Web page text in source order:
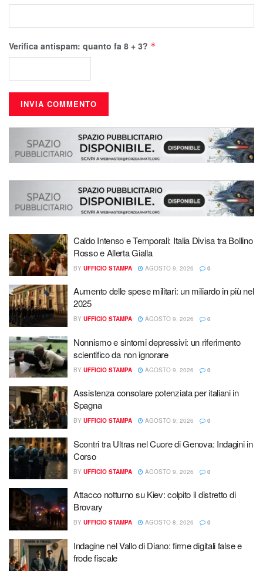
Verifica antispam: quanto fa 8 + 3? *
Caldo Intenso e Temporali: Italia Divisa tra Bollino
Rosso e Allerta Gialla
BY UFFICIO STAMPA AGOSTO 9, 2026 0
Aumento delle spese militari: un miliardo in più nel
2025
BY UFFICIO STAMPA AGOSTO 9, 2026 0
Nonnismo e sintomi depressivi: un riferimento
scientifico da non ignorare
BY UFFICIO STAMPA AGOSTO 9, 2026 0
Assistenza consolare potenziata per italiani in
Spagna
BY UFFICIO STAMPA AGOSTO 9, 2026 0
Scontri tra Ultras nel Cuore di Genova: Indagini in
Corso
BY UFFICIO STAMPA AGOSTO 9, 2026 0
Attacco notturno su Kiev: colpito il distretto di
Brovary
BY UFFICIO STAMPA AGOSTO 8, 2026 0
Indagine nel Vallo di Diano: firme digitali false e
frode fiscale